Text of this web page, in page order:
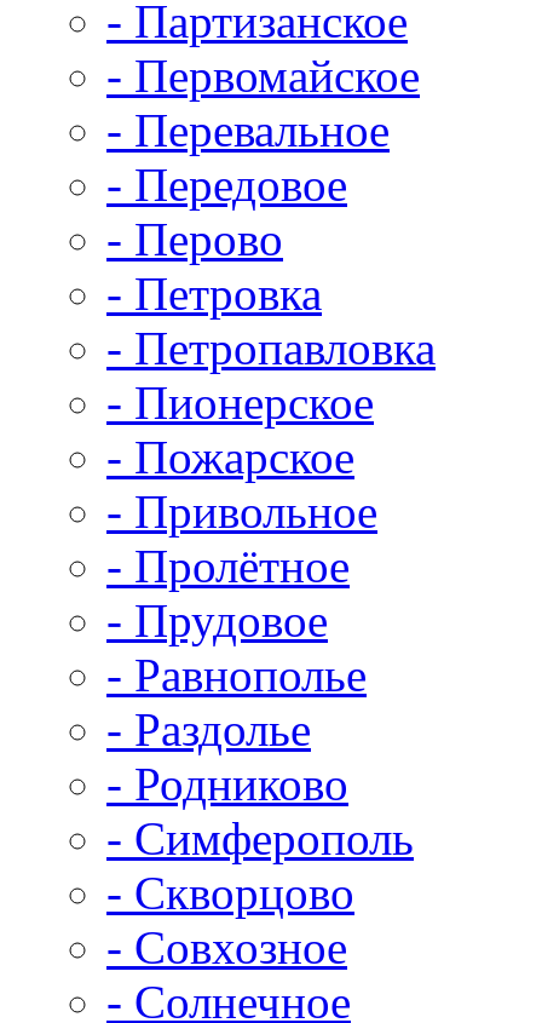
- Партизанское
- Первомайское
- Перевальное
- Передовое
- Перово
- Петровка
- Петропавловка
- Пионерское
- Пожарское
- Привольное
- Пролётное
- Прудовое
- Равнополье
- Раздолье
- Родниково
- Симферополь
- Скворцово
- Совхозное
- Солнечное